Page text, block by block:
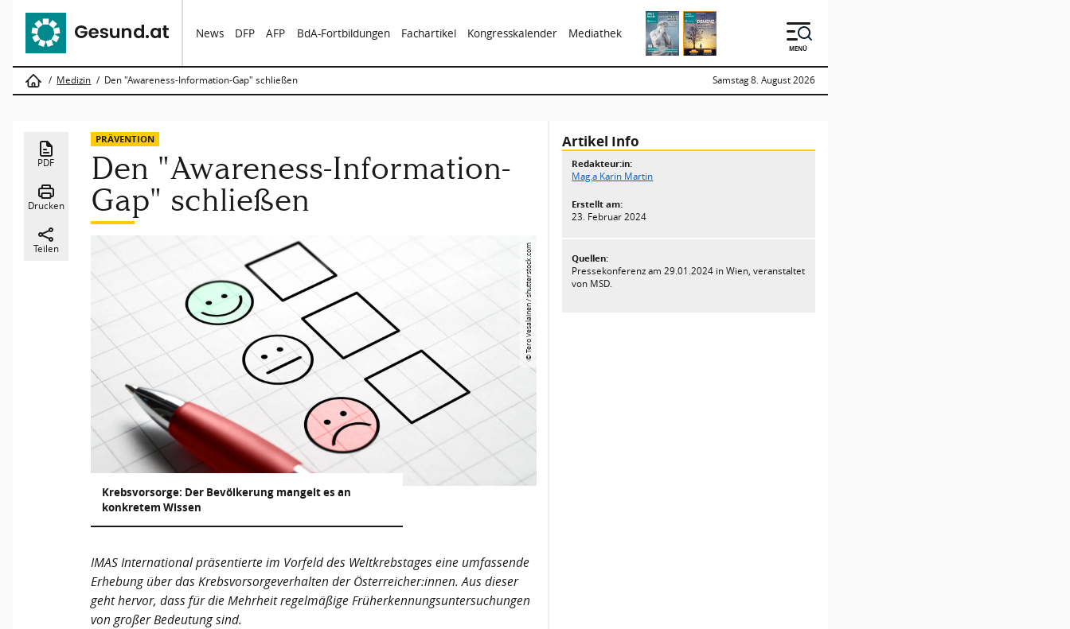
News DFP AFP BdA-Fortbildungen Fachartikel Kongresskalender Mediathek
MENÜ
Medizin Den "Awareness-Information-Gap" schließen Samstag 8. August 2026
PDF
Drucken
Teilen
PRÄVENTION
Den "Awareness-Information-
Gap" schließen
Krebsvorsorge: Der Bevölkerung mangelt es an
konkretem Wissen
© Tero Vesalainen / shutterstock.com
IMAS International präsentierte im Vorfeld des Weltkrebstages eine umfassende
Erhebung über das Krebsvorsorgeverhalten der Österreicher:innen. Aus dieser
geht hervor, dass für die Mehrheit regelmäßige Früherkennungsuntersuchungen
von großer Bedeutung sind.
Artikel Info
Redakteur:in:
Mag.a Karin Martin
Erstellt am:
23. Februar 2024
Quellen:
Pressekonferenz am 29.01.2024 in Wien, veranstaltet
von MSD.